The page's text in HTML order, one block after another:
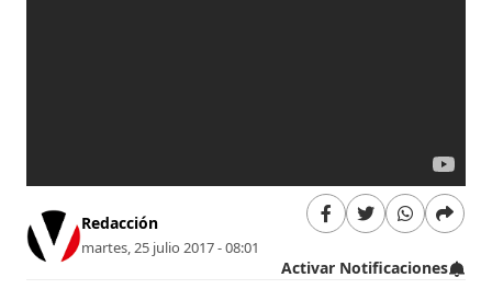
Redacción
martes, 25 julio 2017 - 08:01
Activar Notificaciones